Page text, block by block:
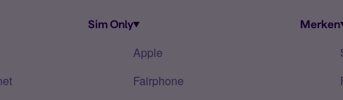
Sim Only Merken
Apple
Fairphone